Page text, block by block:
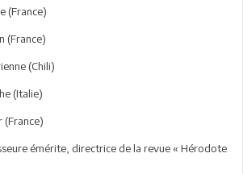
(France)
(France)
(Chili)
(Italie)
(France)
émérite, directrice de la revue « Hérodote